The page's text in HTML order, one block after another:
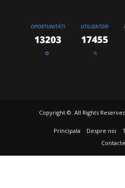
Copyright ©. All Rights
Principala Despre noi
Contacte